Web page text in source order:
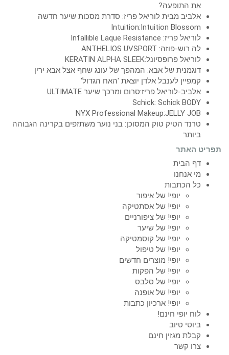
את התופעה?
אלביב מבית לוריאל פריז: סדרת מסכות שיער חדשה
Intuition:Intuition Blossom
לוריאל פריז: Infallible Laque Resistance
לה רוש-פוזה: ANTHELIOS UVSPORT
לוריאל פרופסיונל:KERATIN ALPHA SLEEK
דוגמנית של אבא: המהפך של עונג שחף אצל אבא ירין
קמפיין לענבל אלדן יוצאת 'האח הגדול'
אלביב-לוריאל פריז:סרום ומרכך שיער ULTIMATE
Schick: Schick BODY
NYX Professional Makeup:JELLY JOB
טרנד הטיק טוק המסוכן: בני נוער משתזפים בקרינה הגבוהה
ביותר
תפריט האתר
דף הבית
מי אנחנו
כל הכתבות
יופי! של איפור
יופי! של אסתטיקה
יופי! של ציפורניים
יופי! של שיער
יופי! של קוסמטיקה
יופי! של טיפול
יופי! מוצרים חדשים
יופי! של הפקות
יופי! של סלבס
יופי! של אופנה
יופי! ארכיון כתבות
לוח יופי חינם!
ביוטי טיוב
קבלת מגזין חינם
צרו קשר